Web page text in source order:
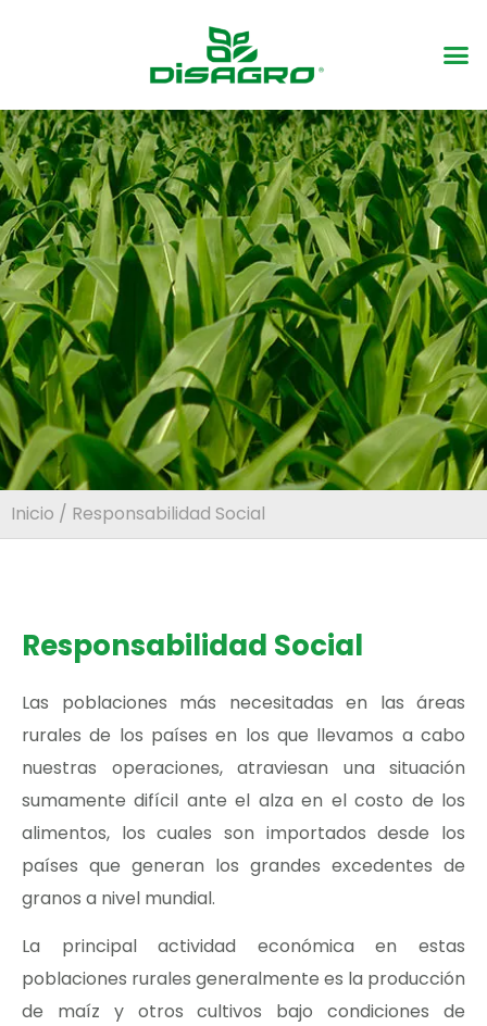
Inicio / Responsabilidad Social
Responsabilidad Social
Las poblaciones más necesitadas en las áreas
rurales de los países en los que llevamos a cabo
nuestras operaciones, atraviesan una situación
sumamente difícil ante el alza en el costo de los
alimentos, los cuales son importados desde los
países que generan los grandes excedentes de
granos a nivel mundial.
La principal actividad económica en estas
poblaciones rurales generalmente es la producción
de maíz y otros cultivos bajo condiciones de